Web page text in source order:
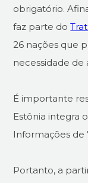
obrigatório.
faz parte do
26 nações que
necessidade de
É importante
Estônia integra
Informações de
Portanto, a